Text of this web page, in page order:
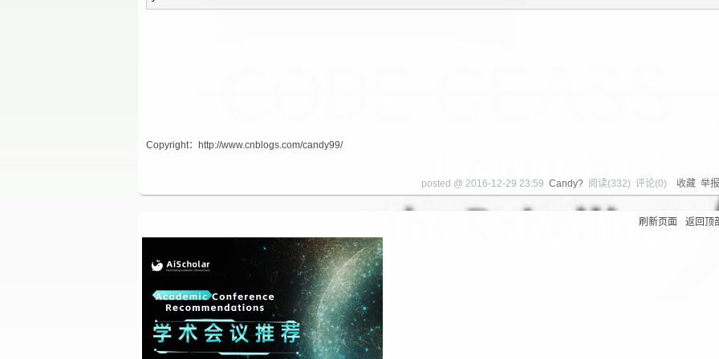
Copyright：http://www.cnblogs.com/candy99/
posted @ 2016-12-29 23:59 Candy? 阅读(332) 评论(0) 收藏 举报
刷新页面 返回顶